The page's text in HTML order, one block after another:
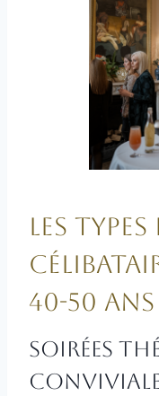
Les
40-50
Soirées